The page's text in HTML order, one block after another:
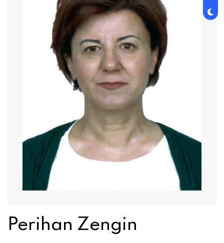
Perihan Zengin